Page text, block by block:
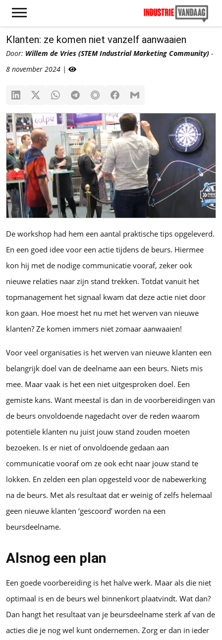
Klanten: ze komen niet vanzelf aanwaaien
Door: Willem de Vries (STEM Industrial Marketing Community) -
8 november 2024 |
De workshop had hem een aantal praktische tips opgeleverd.
En een goed idee voor een actie tijdens de beurs. Hiermee
kon hij met de nodige communicatie vooraf, zeker ook
nieuwe relaties naar zijn stand trekken. Totdat vanuit het
topmanagement het signaal kwam dat deze actie niet door
kon gaan. Hoe moest het nu met het werven van nieuwe
klanten? Ze komen immers niet zomaar aanwaaien!
Voor veel organisaties is het werven van nieuwe klanten een
belangrijk doel van de deelname aan een beurs. Niets mis
mee. Maar vaak is het een niet uitgesproken doel. Een
gemiste kans. Want meestal is dan in de voorbereidingen van
de beurs onvoldoende nagedacht over de reden waarom
potentiële klanten nu juist jouw stand zouden moeten
bezoeken. Is er niet of onvoldoende gedaan aan
communicatie vooraf om ze ook echt naar jouw stand te
lokken. En zelden een plan opgesteld voor de nabewerking
na de beurs. Met als resultaat dat er weinig of zelfs helemaal
geen nieuwe klanten ‘gescoord’ worden na een
beursdeelname.
Alsnog een plan
Een goede voorbereiding is het halve werk. Maar als die niet
optimaal is en de beurs wel binnenkort plaatvindt. Wat dan?
Dan hangt het resultaat van je beursdeelname sterk af van de
acties die je nog wel kunt ondernemen. Zorg er dan in ieder